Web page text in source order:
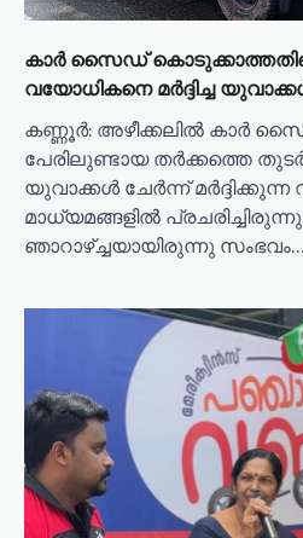
കാർ സൈഡ്
വയോധികനെ മർദ്ദിച്ച
കണ്ണൂർ: അഴീക്കലിൽ കാർ
പേരിലുണ്ടായ തർക്കത്തെ
യുവാക്കൾ ചേർന്ന്
മാധ്യമങ്ങളിൽ
ഞാറാഴ്ച്ചയായിരുന്നു സംഭവം…